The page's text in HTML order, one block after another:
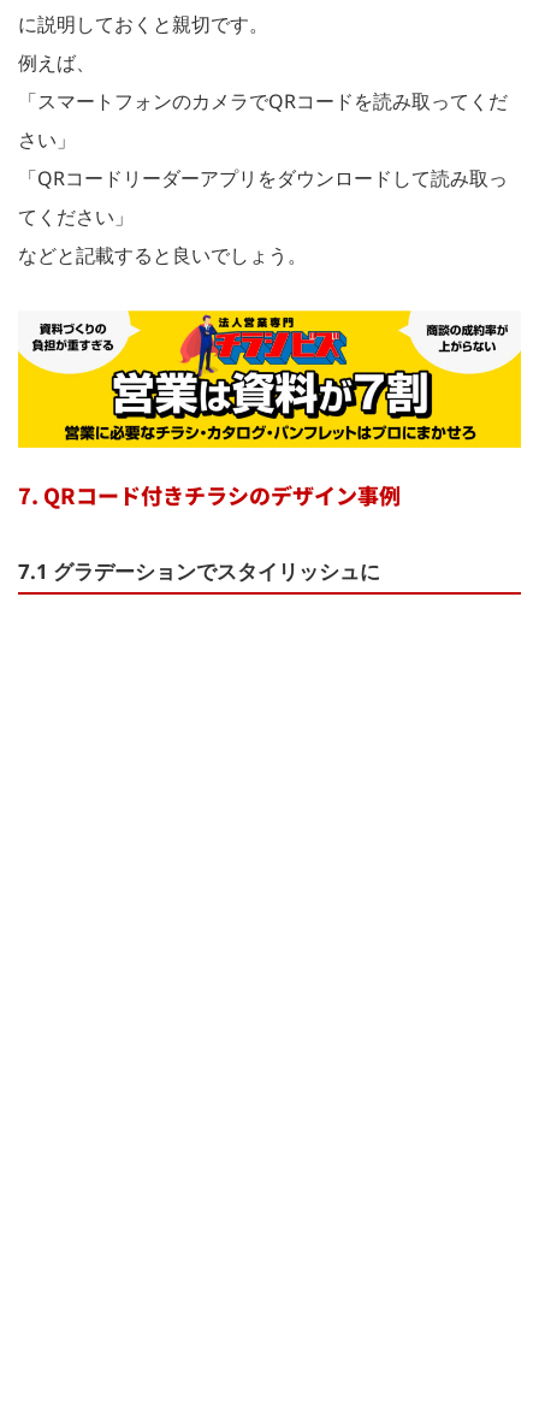
に説明しておくと親切です。
例えば、
「スマートフォンのカメラでQRコードを読み取ってくだ
さい」
「QRコードリーダーアプリをダウンロードして読み取っ
てください」
などと記載すると良いでしょう。
7. QRコード付きチラシのデザイン事例
7.1 グラデーションでスタイリッシュに